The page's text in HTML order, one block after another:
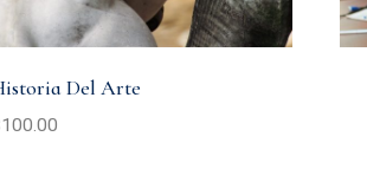
Del Arte
100.00